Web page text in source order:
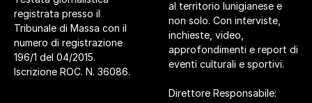
registrata presso il
Tribunale di Massa con il
numero di registrazione
196/1 del 04/2015.
Iscrizione ROC. N. 36086.
al territorio lunigianese e
non solo. Con interviste,
inchieste, video,
approfondimenti e report di
eventi culturali e sportivi.
Direttore Responsabile: